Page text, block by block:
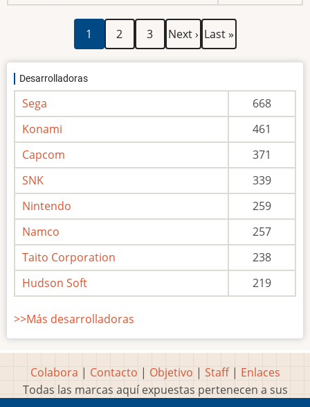
Página
actual
1 Página
2 Página
3
Siguiente
página
Next › Última
página
Last »
Desarrolladoras
Sega
668
Konami
461
Capcom
371
SNK
339
Nintendo
259
Namco
257
Taito Corporation
238
Hudson Soft
219
>>Más desarrolladoras
Colabora | Contacto | Objetivo | Staff| Enlaces
Todas las marcas aquí expuestas pertenecen a sus